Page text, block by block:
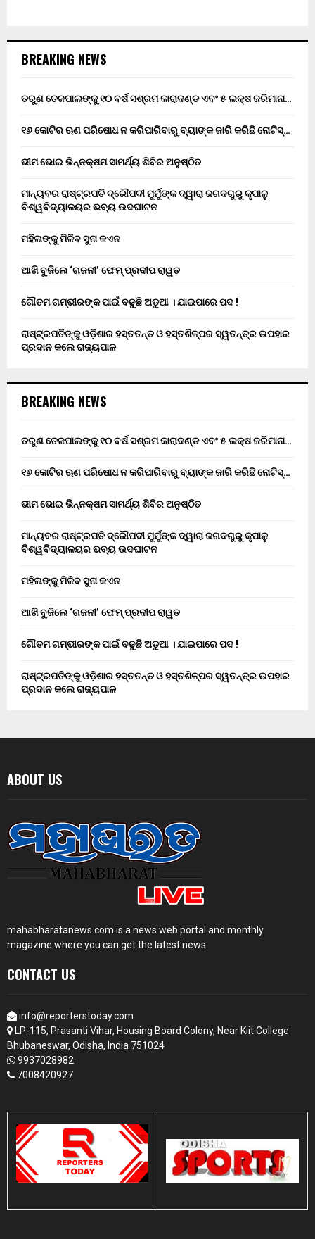
BREAKING NEWS
ତରୁଣ ତେଜପାଲଙ୍କୁ ୧୦ ବର୍ଷ ସଶ୍ରମ କାରାଦଣ୍ଡ ଏବଂ ₹୫ ଲକ୍ଷ ଜରିମାନା…
୧୬ କୋଟିର ଋଣ ପରିଷୋଧ ନ କରିପାରିବାରୁ ବ୍ୟାଙ୍କ ଜାରି କରିଛି ନୋଟିସ୍…
ଭୀମ ଭୋଇ ଭିନ୍ନକ୍ଷମ ସାମର୍ଥ୍ୟ ଶିବିର ଅନୁଷ୍ଠିତ
ମାନ୍ୟବର ରାଷ୍ଟ୍ରପତି ଦ୍ରୌପଦୀ ମୁର୍ମୁଙ୍କ ଦ୍ୱାରା ଜଗଦଗୁରୁ କୃପାଳୁ
ବିଶ୍ୱବିଦ୍ୟାଳୟର ଭବ୍ୟ ଉଦଘାଟନ
ମହିଳାଙ୍କୁ ମିଳିବ ସୁନା କଏନ
ଆଖି ବୁଜିଲେ ‘ଗଜନୀ’ ଫେମ୍ ପ୍ରଦୀପ ରାୱତ
ଗୌତମ ଗମ୍ଭୀରଙ୍କ ପାଇଁ ବଢୁଛି ଅଡୁଆ । ଯାଇପାରେ ପଦ !
ରାଷ୍ଟ୍ରପତିଙ୍କୁ ଓଡ଼ିଶାର ହସ୍ତତନ୍ତ ଓ ହସ୍ତଶିଳ୍ପର ସ୍ୱତନ୍ତ୍ର ଉପହାର
ପ୍ରଦାନ କଲେ ରାଜ୍ୟପାଳ
BREAKING NEWS
ତରୁଣ ତେଜପାଲଙ୍କୁ ୧୦ ବର୍ଷ ସଶ୍ରମ କାରାଦଣ୍ଡ ଏବଂ ₹୫ ଲକ୍ଷ ଜରିମାନା…
୧୬ କୋଟିର ଋଣ ପରିଷୋଧ ନ କରିପାରିବାରୁ ବ୍ୟାଙ୍କ ଜାରି କରିଛି ନୋଟିସ୍…
ଭୀମ ଭୋଇ ଭିନ୍ନକ୍ଷମ ସାମର୍ଥ୍ୟ ଶିବିର ଅନୁଷ୍ଠିତ
ମାନ୍ୟବର ରାଷ୍ଟ୍ରପତି ଦ୍ରୌପଦୀ ମୁର୍ମୁଙ୍କ ଦ୍ୱାରା ଜଗଦଗୁରୁ କୃପାଳୁ
ବିଶ୍ୱବିଦ୍ୟାଳୟର ଭବ୍ୟ ଉଦଘାଟନ
ମହିଳାଙ୍କୁ ମିଳିବ ସୁନା କଏନ
ଆଖି ବୁଜିଲେ ‘ଗଜନୀ’ ଫେମ୍ ପ୍ରଦୀପ ରାୱତ
ଗୌତମ ଗମ୍ଭୀରଙ୍କ ପାଇଁ ବଢୁଛି ଅଡୁଆ । ଯାଇପାରେ ପଦ !
ରାଷ୍ଟ୍ରପତିଙ୍କୁ ଓଡ଼ିଶାର ହସ୍ତତନ୍ତ ଓ ହସ୍ତଶିଳ୍ପର ସ୍ୱତନ୍ତ୍ର ଉପହାର
ପ୍ରଦାନ କଲେ ରାଜ୍ୟପାଳ
ABOUT US
mahabharatanews.com is a news web portal and monthly
magazine where you can get the latest news.
CONTACT US
info@reporterstoday.com
LP-115, Prasanti Vihar, Housing Board Colony, Near Kiit College
Bhubaneswar, Odisha, India 751024
9937028982
7008420927